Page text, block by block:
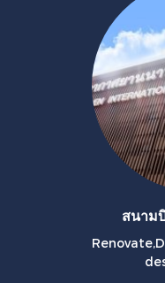
สนาม